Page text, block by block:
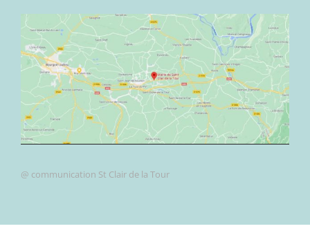
@ communication St Clair de la Tour